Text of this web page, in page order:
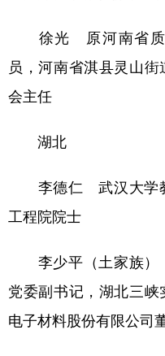
徐光 原河南省质
员，河南省淇县灵山
会主任
湖北
李德仁 武汉大学教
工程院院士
李少平（土家族）
党委副书记，湖北三
电子材料股份有限公司